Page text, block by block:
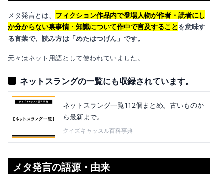
メタ発言とは、 フィクション作品内で登場人物が作者・読者にし
か分からない裏事情・知識について作中で言及することを意味す
る言葉で、読み方は「めたはつげん」です。
元々はネット用語として使われていました。
ネットスラングの一覧にも収録されています。
ネットスラング一覧112個まとめ。古いものか
ら最新まで。
クイズキャッスル百科事典
メタ発言の語源・由来